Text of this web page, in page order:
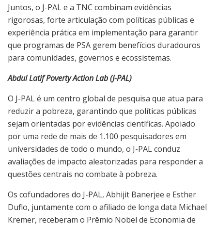
Juntos, o J-PAL e a TNC combinam evidências
rigorosas, forte articulação com políticas públicas e
experiência prática em implementação para garantir
que programas de PSA gerem benefícios duradouros
para comunidades, governos e ecossistemas.
Abdul Latif Poverty Action Lab (J-PAL)
O J-PAL é um centro global de pesquisa que atua para
reduzir a pobreza, garantindo que políticas públicas
sejam orientadas por evidências científicas. Apoiado
por uma rede de mais de 1.100 pesquisadores em
universidades de todo o mundo, o J-PAL conduz
avaliações de impacto aleatorizadas para responder a
questões centrais no combate à pobreza.
Os cofundadores do J-PAL, Abhijit Banerjee e Esther
Duflo, juntamente com o afiliado de longa data Michael
Kremer, receberam o Prêmio Nobel de Economia de